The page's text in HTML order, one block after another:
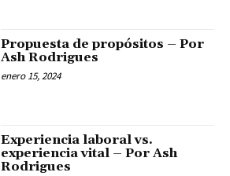
Propuesta de propósitos – Por
Ash Rodrigues
enero 15, 2024
Experiencia laboral vs.
experiencia vital – Por Ash
Rodrigues